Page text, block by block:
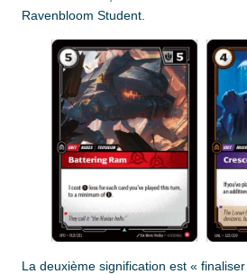
Ravenbloom Student.
La deuxième signification est «